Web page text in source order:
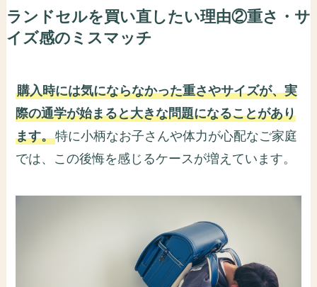
ランドセルを買い直したい理由②重さ・サ
イズ感のミスマッチ
購入時には気にならなかった重さやサイズが、実
際の通学が始まると大きな問題になることがあり
ます。特に小柄なお子さんや体力が心配なご家庭
では、この後悔を感じるケースが増えています。